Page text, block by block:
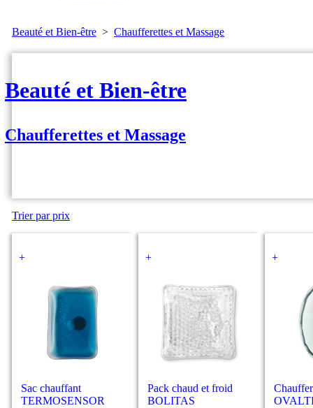
Beauté et Bien-être > Chaufferettes et Massage
Beauté et Bien-être
Chaufferettes et Massage
Trier par prix
+
Sac chauffant
TERMOSENSOR
+
Pack chaud et froid
BOLITAS
+